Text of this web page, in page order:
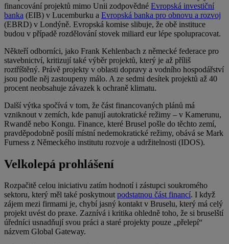
financování projektů mimo Unii zodpovědné Evropská investiční
banka (EIB) v Lucemburku a Evropská banka pro obnovu a rozvoj
(EBRD) v Londýně. Evropská komise slibuje, že obě instituce
budou v případě rozdělování stovek miliard eur lépe spolupracovat.
Někteří odborníci, jako Frank Kehlenbach z německé federace pro
stavebnictví, kritizují také výběr projektů, který je až příliš
roztříštěný. Právě projekty v oblasti dopravy a vodního hospodářství
jsou podle něj zastoupeny málo. A ze sedmi desítek projektů až 40
procent neobsahuje závazek k ochraně klimatu.
Další výtka spočívá v tom, že část financovaných plánů má
vzniknout v zemích, kde panují autokratické režimy – v Kamerunu,
Rwandě nebo Kongu. Finance, které Brusel pošle do těchto zemí,
pravděpodobně posílí místní nedemokratické režimy, obává se Mark
Furness z Německého institutu rozvoje a udržitelnosti (IDOS).
Velkolepá prohlášení
Rozpačitě celou iniciativu zatím hodnotí i zástupci soukromého
sektoru, který měl také poskytnoutpodstatnou část financí. I když
zájem mezi firmami je, chybí jasný kontakt v Bruselu, který má celý
projekt uvést do praxe. Zaznívá i kritika ohledně toho, že si bruselští
úředníci usnadňují svou práci a staré projekty pouze „přelepí“
názvem Global Gateway.